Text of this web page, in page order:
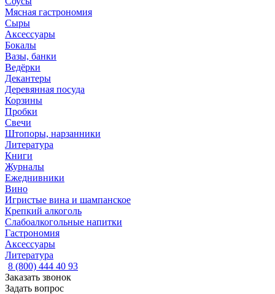
Мясная гастрономия
Сыры
Аксессуары
Бокалы
Вазы, банки
Ведёрки
Декантеры
Деревянная посуда
Корзины
Пробки
Свечи
Штопоры, нарзанники
Литература
Книги
Журналы
Ежеднивники
Вино
Игристые вина и шампанское
Крепкий алкоголь
Слабоалкогольные напитки
Гастрономия
Аксессуары
Литература
8 (800) 444 40 93
Заказать звонок
Задать вопрос